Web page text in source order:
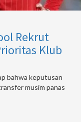
Rekrut
Klub
bahwa keputusan
musim panas